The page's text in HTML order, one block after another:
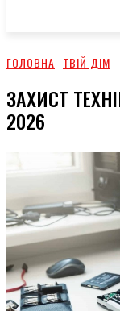
ГОЛОВНА ТВІЙ ДІМ
ЗАХИСТ
2026